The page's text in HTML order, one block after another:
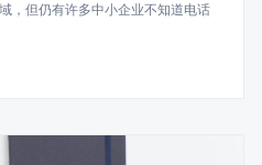
，但仍有许多中小企业不知道电话